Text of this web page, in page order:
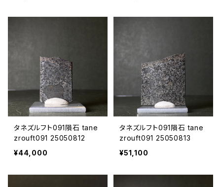
タネズルフト091隕石 tane
zrouft091 25050812
¥44,000
タネズルフト091隕石 tane
zrouft091 25050813
¥51,100